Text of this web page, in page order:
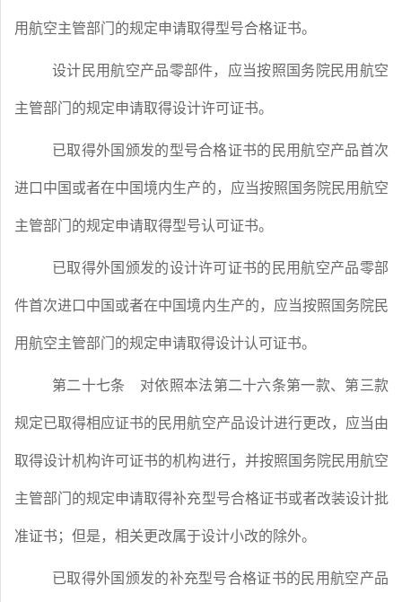
用航空主管部门的规定申请取得型号合格证书。
设计民用航空产品零部件，应当按照国务院民用航空
主管部门的规定申请取得设计许可证书。
已取得外国颁发的型号合格证书的民用航空产品首次
进口中国或者在中国境内生产的，应当按照国务院民用航空
主管部门的规定申请取得型号认可证书。
已取得外国颁发的设计许可证书的民用航空产品零部
件首次进口中国或者在中国境内生产的，应当按照国务院民
用航空主管部门的规定申请取得设计认可证书。
第二十七条 对依照本法第二十六条第一款、第三款
规定已取得相应证书的民用航空产品设计进行更改，应当由
取得设计机构许可证书的机构进行，并按照国务院民用航空
主管部门的规定申请取得补充型号合格证书或者改装设计批
准证书；但是，相关更改属于设计小改的除外。
已取得外国颁发的补充型号合格证书的民用航空产品